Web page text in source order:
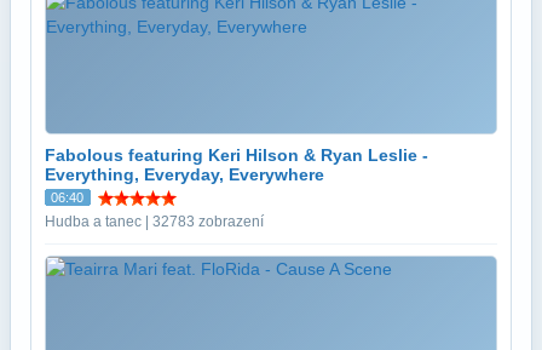
Fabolous featuring Keri Hilson & Ryan Leslie -
Everything, Everyday, Everywhere
06:40
Hudba a tanec | 32783 zobrazení